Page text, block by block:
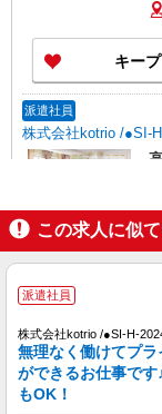
キープ
派遣社員
株式会社kotrio /●SI-
派遣社員
株式会社kotrio /●SI-
この求人に似
派遣社員
株式会社kotrio /●SI-H-
無理なく働けてプ
ができるお仕事で
もOK！